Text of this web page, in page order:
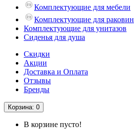
Комплектующие для мебели
Комплектующие для раковин
Комплектующие для унитазов
Сиденья для душа
Скидки
Акции
Доставка и Оплата
Отзывы
Бренды
Корзина: 0
В корзине пусто!